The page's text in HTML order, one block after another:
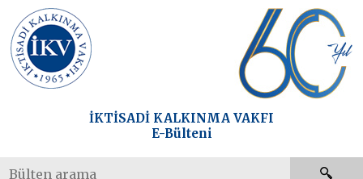
İKTİSADİ KALKINMA VAKFI
E-Bülteni